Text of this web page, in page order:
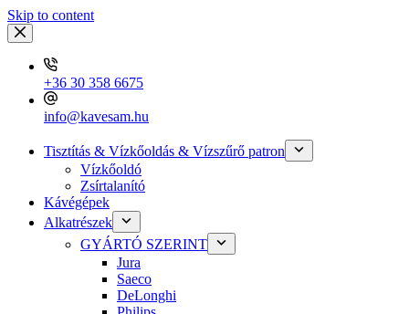
Skip to content
+36 30 358 6675
info@kavesam.hu
Tisztítás & Vízkőoldás & Vízszűrő patron
Vízkőoldó
Zsírtalanító
Kávégépek
Alkatrészek
GYÁRTÓ SZERINT
Jura
Saeco
DeLonghi